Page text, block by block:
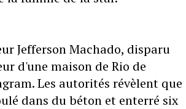
Jefferson Machado, disparu
d'une maison de Rio de
Les autorités révèlent que
dans du béton et enterré six